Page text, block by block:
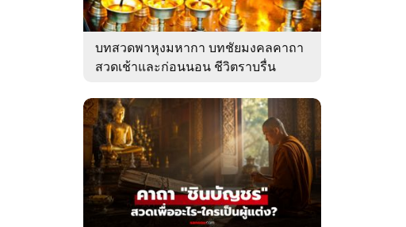
บทสวดพาหุงมหากา บทชัยมงคลคาถา
สวดเช้าและก่อนนอน ชีวิตราบรื่น